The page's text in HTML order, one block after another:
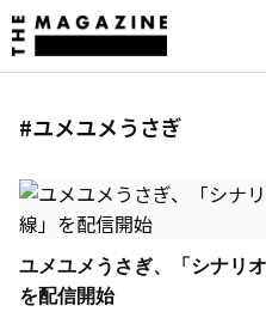
#ユメユメうさぎ
ユメユメうさぎ、「シナリ
を配信開始